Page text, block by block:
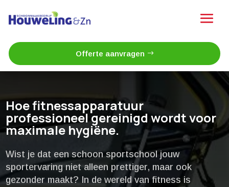
Offerte aanvragen
Hoe fitnessapparatuur
professioneel gereinigd wordt voor
maximale hygiëne.​
Wist je dat een schoon sportschool jouw
sportervaring niet alleen prettiger, maar ook
gezonder maakt? In de wereld van fitness is